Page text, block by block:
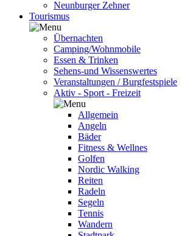
Neunburger Zehner
Tourismus
Übernachten
Camping/Wohnmobile
Essen & Trinken
Sehens-und Wissenswertes
Veranstaltungen / Burgfestspiele
Aktiv - Sport - Freizeit
Allgemein
Angeln
Bäder
Fitness & Wellnes
Golfen
Nordic Walking
Reiten
Radeln
Segeln
Tennis
Wandern